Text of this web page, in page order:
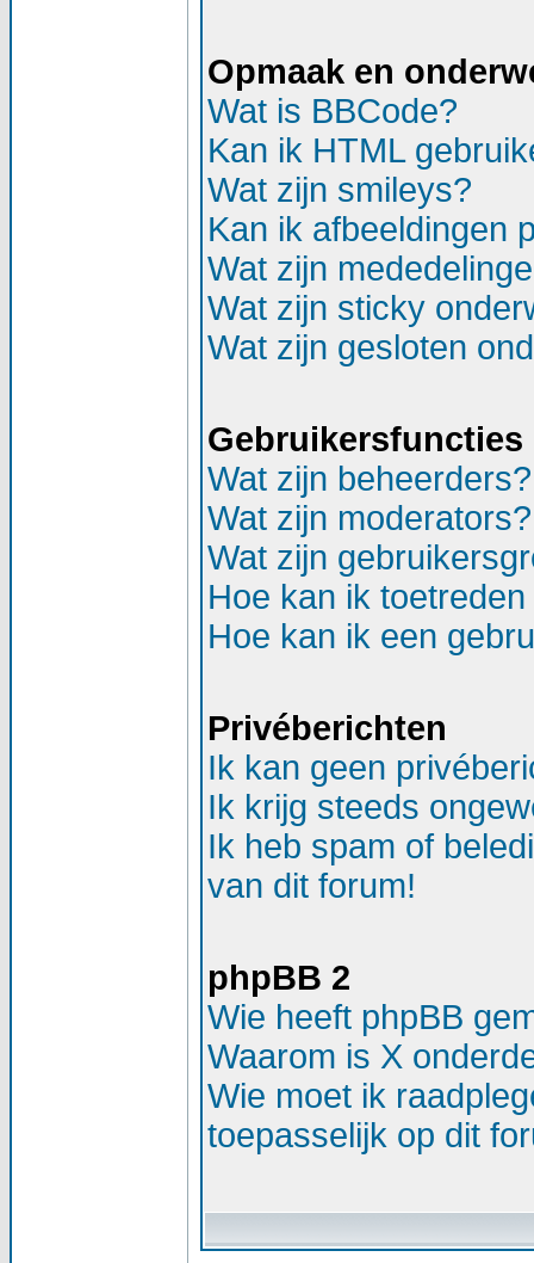
Opmaak en
Wat is BBCode?
Kan ik HTML
Wat zijn smileys?
Kan ik afbeeldingen
Wat zijn
Wat zijn sticky
Wat zijn gesloten
Gebruikersfuncties
Wat zijn beheerders?
Wat zijn moderators?
Wat zijn
Hoe kan ik
Hoe kan ik een
Privéberichten
Ik kan geen
Ik krijg steeds
Ik heb spam of
van dit forum!
phpBB 2
Wie heeft phpBB
Waarom is X
Wie moet ik
toepasselijk op dit